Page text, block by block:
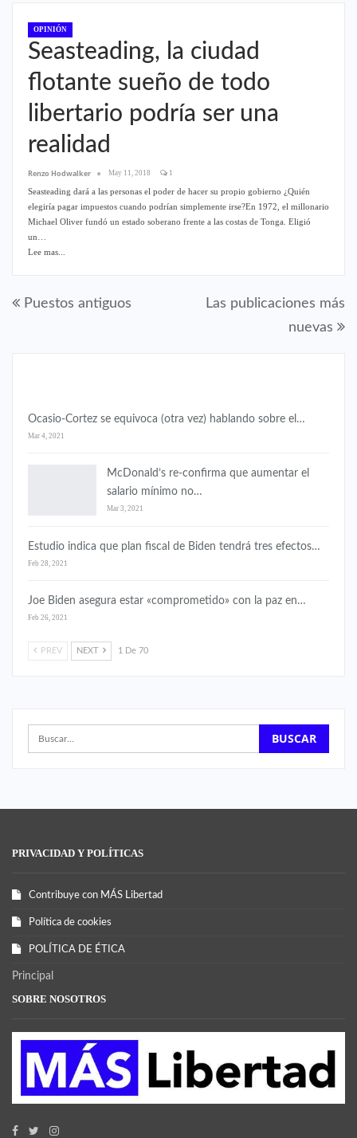
OPINIÓN
Seasteading, la ciudad
flotante sueño de todo
libertario podría ser una
realidad
Renzo Hodwalker May 11, 2018 1
Seasteading dará a las personas el poder de hacer su propio gobierno ¿Quién
elegiría pagar impuestos cuando podrían simplemente irse?En 1972, el millonario
Michael Oliver fundó un estado soberano frente a las costas de Tonga. Eligió
un…
Lee mas...
Puestos antiguos
Las publicaciones más
nuevas
Ocasio-Cortez se equivoca (otra vez) hablando sobre el…
Mar 4, 2021
McDonald’s re-confirma que aumentar el
salario mínimo no…
Mar 3, 2021
Estudio indica que plan fiscal de Biden tendrá tres efectos…
Feb 28, 2021
Joe Biden asegura estar «comprometido» con la paz en…
Feb 26, 2021
PREV NEXT 1 De 70
PRIVACIDAD Y POLÍTICAS
Contribuye con MÁS Libertad
Política de cookies
POLÍTICA DE ÉTICA
Principal
SOBRE NOSOTROS